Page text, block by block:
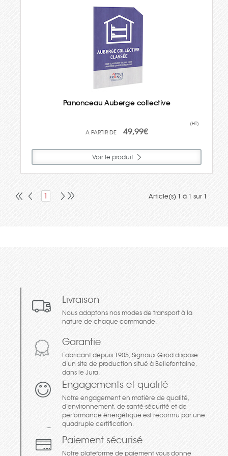
Panonceau Auberge collective
49,99€
(HT)
Voir le produit
1 Article(s) 1 à 1 sur 1
Livraison
Nous adaptons nos modes de transport à la
nature de chaque commande.
Garantie
Fabricant depuis 1905, Signaux Girod dispose
d’un site de production situé à Bellefontaine,
dans le Jura.
Engagements et qualité
Notre engagement en matière de qualité,
d’environnement, de santé-sécurité et de
performance énergétique est reconnu par une
quadruple certification.
Paiement sécurisé
Notre plateforme de paiement vous donne